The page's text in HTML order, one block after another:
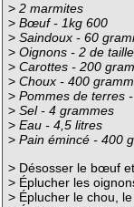
> 2 marmites
> Bœuf - 1kg 600
> Saindoux - 60
> Oignons - 2 de
> Carottes - 200
> Choux - 400
> Pommes de terres
> Sel - 4 grammes
> Eau - 4,5 litres
> Pain émincé - 400
> Désosser le bœuf
> Éplucher les
> Éplucher le chou,